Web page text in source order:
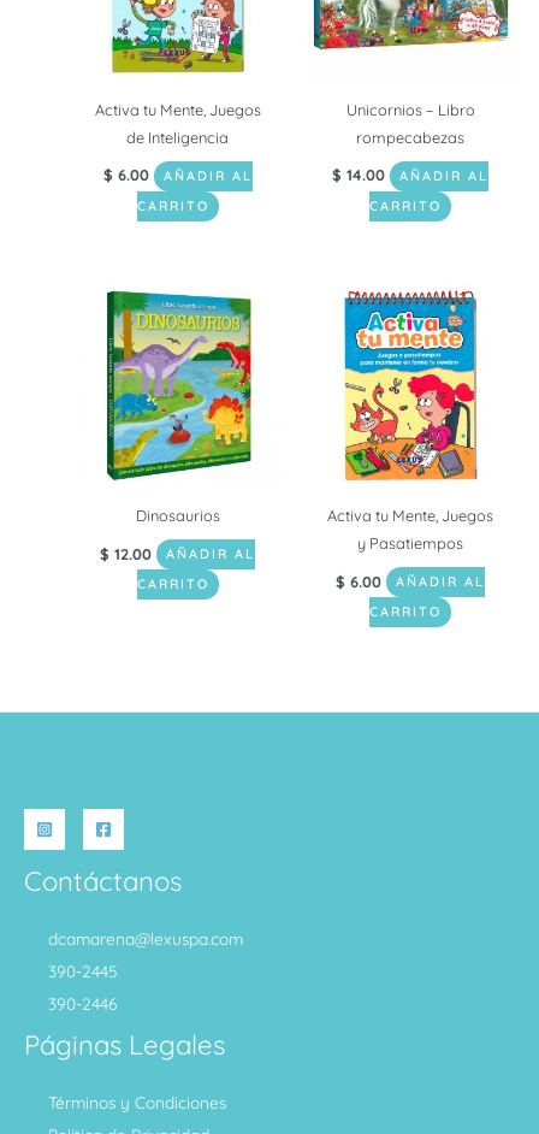
Activa tu Mente, Juegos
de Inteligencia
$ 6.00
AÑADIR AL
CARRITO
Unicornios – Libro
rompecabezas
$ 14.00
AÑADIR AL
CARRITO
Dinosaurios
$ 12.00
AÑADIR AL
CARRITO
Activa tu Mente, Juegos
y Pasatiempos
$ 6.00
AÑADIR AL
CARRITO
Contáctanos
dcamarena@lexuspa.com
390-2445
390-2446
Páginas Legales
Términos y Condiciones